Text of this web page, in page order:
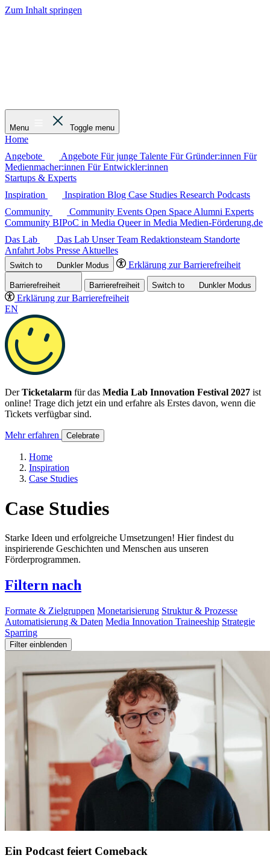
Zum Inhalt springen
Menu Toggle menu
Home
Angebote
Angebote Für junge Talente Für Gründer:innen Für
Medienmacher:innen Für Entwickler:innen
Startups & Experts
Inspiration
Inspiration Blog Case Studies Research Podcasts
Community
Community Events Open Space Alumni Experts
Community BIPoC in Media Queer in Media Medien-Förderung.de
Das Lab
Das Lab Unser Team Redaktionsteam Standorte
Anfahrt Jobs Presse Aktuelles
Switch to DunklerModus Erklärung zur Barrierefreiheit
Barrierefreiheit Barrierefreiheit Switch to DunklerModus
Erklärung zur Barrierefreiheit
EN
DerTicketalarm für das Media Lab Innovation Festival 2027 ist
online! Trage dich jetzt ein und erfahre als Erstes davon, wenn die
Tickets verfügbar sind.
Mehr erfahren Celebrate
Home
Inspiration
Case Studies
Case Studies
Starke Ideen und erfolgreiche Umsetzungen! Hier findest du
inspirierende Geschichten und Menschen aus unseren
Förderprogrammen.
Filtern nach
Formate & Zielgruppen Monetarisierung Struktur & Prozesse
Automatisierung & Daten Media Innovation Traineeship Strategie
Sparring
Filter einblenden
Ein Podcast feiert Comeback